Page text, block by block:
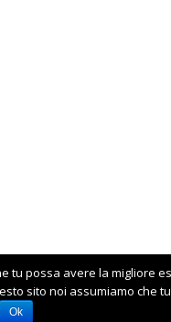
tu possa avere la migliore
sito noi assumiamo che
Ok